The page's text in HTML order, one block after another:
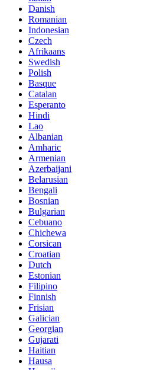
Danish
Romanian
Indonesian
Czech
Afrikaans
Swedish
Polish
Basque
Catalan
Esperanto
Hindi
Lao
Albanian
Amharic
Armenian
Azerbaijani
Belarusian
Bengali
Bosnian
Bulgarian
Cebuano
Chichewa
Corsican
Croatian
Dutch
Estonian
Filipino
Finnish
Frisian
Galician
Georgian
Gujarati
Haitian
Hausa